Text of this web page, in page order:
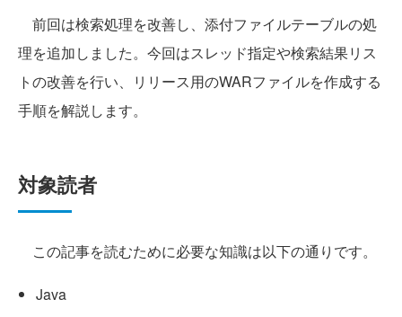
前回は検索処理を改善し、添付ファイルテーブルの処
理を追加しました。今回はスレッド指定や検索結果リス
トの改善を行い、リリース用のWARファイルを作成する
手順を解説します。
対象読者
この記事を読むために必要な知識は以下の通りです。
Java